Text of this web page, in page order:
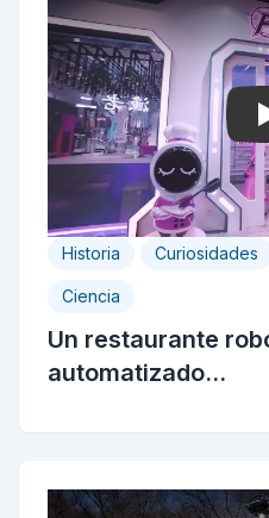
Historia Curiosidades
Ciencia
Un restaurante
automatizado...